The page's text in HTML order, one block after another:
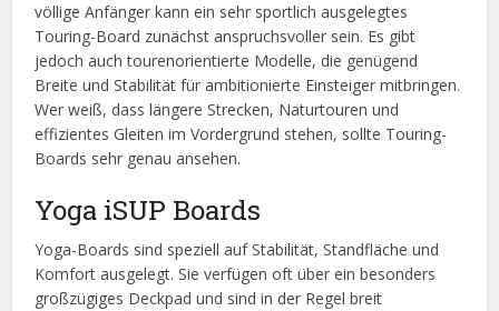
völlige Anfänger kann ein sehr sportlich ausgelegtes
Touring-Board zunächst anspruchsvoller sein. Es gibt
jedoch auch tourenorientierte Modelle, die genügend
Breite und Stabilität für ambitionierte Einsteiger mitbringen.
Wer weiß, dass längere Strecken, Naturtouren und
effizientes Gleiten im Vordergrund stehen, sollte Touring-
Boards sehr genau ansehen.
Yoga iSUP Boards
Yoga-Boards sind speziell auf Stabilität, Standfläche und
Komfort ausgelegt. Sie verfügen oft über ein besonders
großzügiges Deckpad und sind in der Regel breit